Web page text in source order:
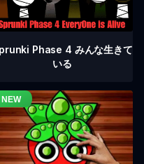
Phase 4 みんな生きて
いる